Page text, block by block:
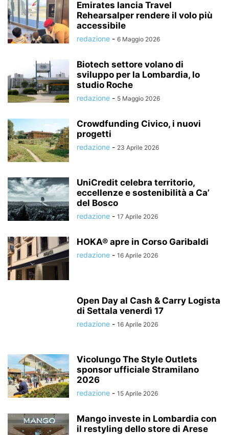
Emirates lancia Travel
Rehearsalper rendere il volo più
accessibile
redazione - 6 Maggio 2026
Biotech settore volano di
sviluppo per la Lombardia, lo
studio Roche
redazione - 5 Maggio 2026
Crowdfunding Civico, i nuovi
progetti
redazione - 23 Aprile 2026
UniCredit celebra territorio,
eccellenze e sostenibilità a Ca’
del Bosco
redazione - 17 Aprile 2026
HOKA® apre in Corso Garibaldi
redazione - 16 Aprile 2026
Open Day al Cash & Carry Logista
di Settala venerdì 17
redazione - 16 Aprile 2026
Vicolungo The Style Outlets
sponsor ufficiale Stramilano
2026
redazione - 15 Aprile 2026
Mango investe in Lombardia con
il restyling dello store di Arese